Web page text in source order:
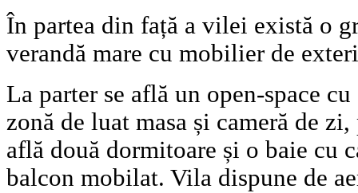
În partea din față a vilei există o
verandă mare cu mobilier de
La parter se află un open-space
zonă de luat masa și cameră de
află două dormitoare și o baie cu
balcon mobilat. Vila dispune de